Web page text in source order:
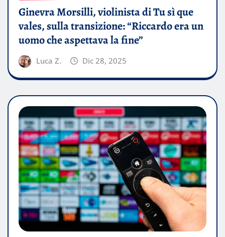
Ginevra Morsilli, violinista di Tu sì que
vales, sulla transizione: “Riccardo era un
uomo che aspettava la fine”
Luca Z. Dic 28, 2025